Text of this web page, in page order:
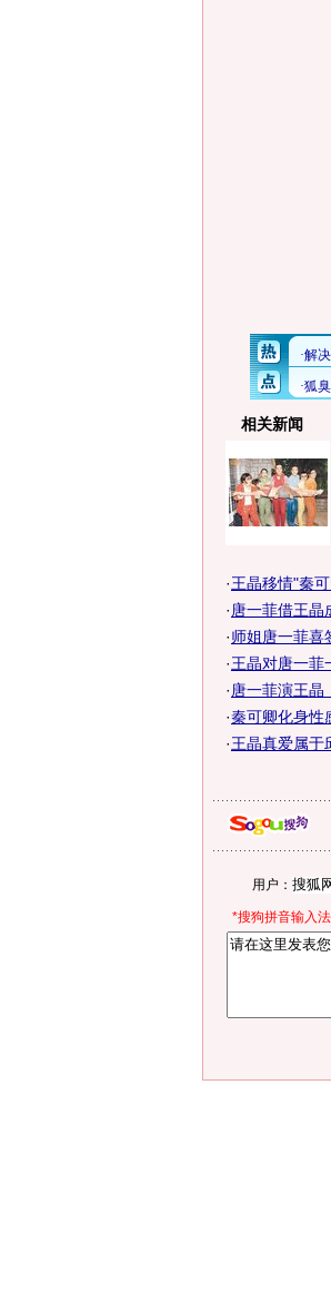
相关新闻
·王晶移情"秦
· 唐一菲借王晶
·师姐唐一菲喜
·王晶对唐一菲
· 唐一菲演王晶
·秦可卿化身性
·王晶真爱属于
用户：
*搜狗拼音输入